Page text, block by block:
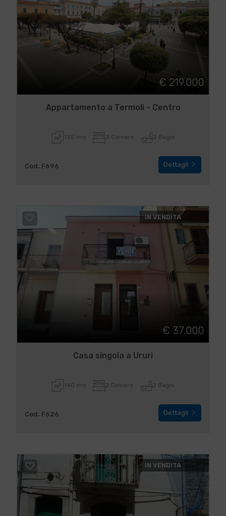
€ 219.000
Appartamento a Termoli - Centro
135 mq 3 Camere 2 Bagni
Cod. F696 Dettagli
IN VENDITA
€ 37.000
Casa singola a Ururi
140 mq 2 Camere 2 Bagni
Cod. F626 Dettagli
IN VENDITA